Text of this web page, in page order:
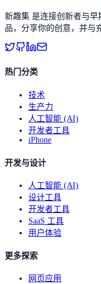
新趣集 是连接创新者与
品，分享你的创意，并与
热门分类
技术
生产力
人工智能 (AI)
开发者工具
iPhone
开发与设计
人工智能 (AI)
设计工具
开发者工具
SaaS 工具
用户体验
更多探索
网页应用